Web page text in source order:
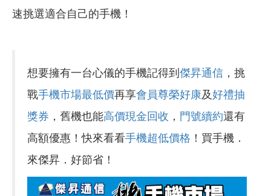
速挑選適合自己的手機！
想要擁有一台心儀的手機記得到 傑昇通信 ，挑
戰手機市場最低價再享會員尊榮好康及好禮抽
獎券 ，舊機也能高價現金回收 ， 門號續約還有
高額優惠！快來看看手機超低價格 ！買手機．
來傑昇．好節省！